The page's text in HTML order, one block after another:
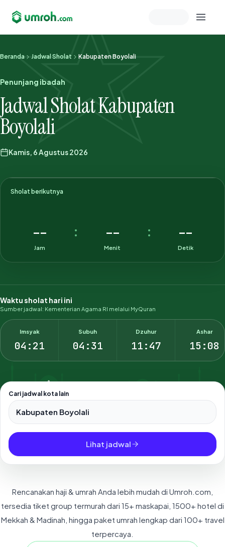
Memeriksa sesi akun
Beranda Jadwal Sholat Kabupaten Boyolali
Penunjang ibadah
Jadwal Sholat Kabupaten
Boyolali
Kamis, 6 Agustus 2026
Sholat berikutnya
--
Jam
: --
Menit
: --
Detik
Waktu sholat hari ini
Sumber jadwal: Kementerian Agama RI melalui MyQuran
Imsyak
04:21
Subuh
04:31
Dzuhur
11:47
Ashar
15:08
Cari jadwal kota lain
Pilih salah satu dari 500+ kota dan kabupaten di Indonesia.
Lihat jadwal
Rencanakan haji & umrah Anda lebih mudah di Umroh.com,
tersedia tiket group termurah dari 15+ maskapai, 1500+ hotel di
Mekkah & Madinah, hingga paket umrah lengkap dari 100+ travel
terpercaya.